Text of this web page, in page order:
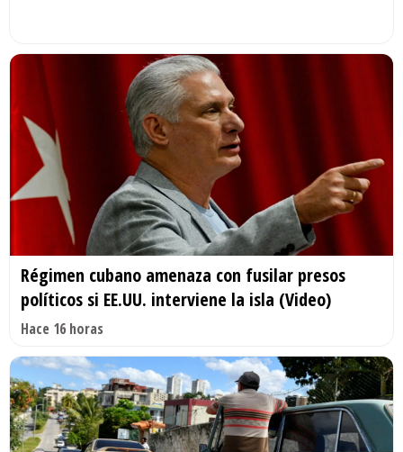
Régimen cubano amenaza con fusilar presos
políticos si EE.UU. interviene la isla (Video)
Hace 16 horas